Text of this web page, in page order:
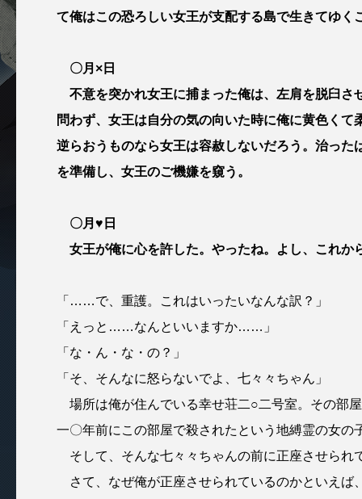
て俺はこの恐ろしい女王が支配する島で生きてゆく
〇月×日
不意を突かれ女王に捕まった俺は、左肩を脱臼さ
問わず、女王は自分の気の向いた時に俺に黄色く
逆らおうものなら女王は容赦しないだろう。治っ
を準備し、女王のご機嫌を窺う。
〇月♥日
女王が俺に心を許した。やったね。よし、これか
「……で、重護。これはいったいなんな訳？」
「えっと……なんといいますか……」
「な・ん・な・の？」
「そ、そんなに怒らないでよ、七々々ちゃん」
場所は俺が住んでいる幸せ荘二○二号室。その部
一〇年前にこの部屋で殺されたという地縛霊の女の
そして、そんな七々々ちゃんの前に正座させられ
さて、なぜ俺が正座させられているのかといえば